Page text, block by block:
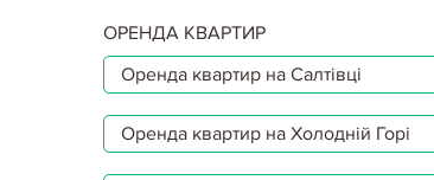
ОРЕНДА КВАРТИР
Оренда квартир на Салтівці
Оренда квартир на Холодній Горі